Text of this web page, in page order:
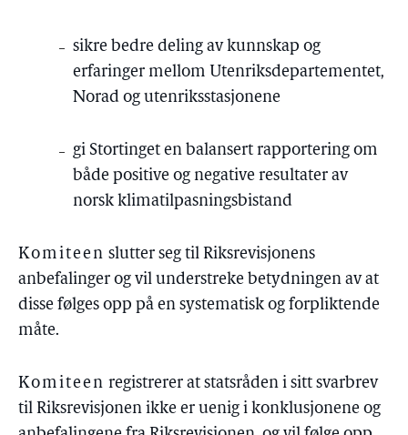
sikre bedre deling av kunnskap og
erfaringer mellom Utenriksdepartementet,
Norad og utenriksstasjonene
gi Stortinget en balansert rapportering om
både positive og negative resultater av
norsk klimatilpasningsbistand
Komiteen slutter seg til Riksrevisjonens
anbefalinger og vil understreke betydningen av at
disse følges opp på en systematisk og forpliktende
måte.
Komiteen registrerer at statsråden i sitt svarbrev
til Riksrevisjonen ikke er uenig i konklusjonene og